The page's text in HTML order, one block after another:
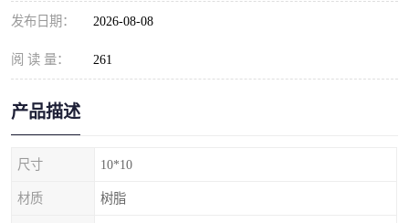
发布日期： 2026-08-08
阅 读 量： 261
产品描述
尺寸 10*10
材质 树脂